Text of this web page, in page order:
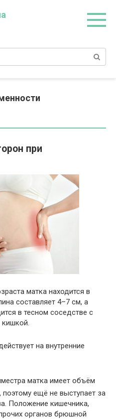
при
матка находится в
составляет 4–7 см, а
в тесном соседстве с
на внутренние
матка имеет объём
поэтому ещё не выступает за
Положение кишечника,
органов брюшной